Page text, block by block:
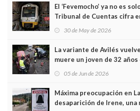
El ‘Fevemocho’ ya no es
Tribunal de Cuentas cifra
sobrecoste de los trenes
30 de May de 2026
La variante de Avilés
muere un joven de 32
frontal
05 de Jun de 2026
Máxima preocupación en
desaparición de Irene, una